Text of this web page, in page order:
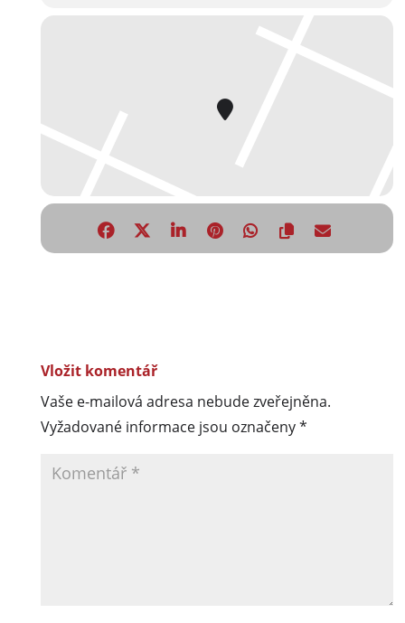
Vložit komentář
Vaše e-mailová adresa nebude zveřejněna.
Vyžadované informace jsou označeny*